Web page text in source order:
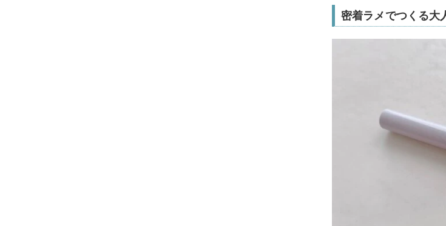
密着ラメでつくる